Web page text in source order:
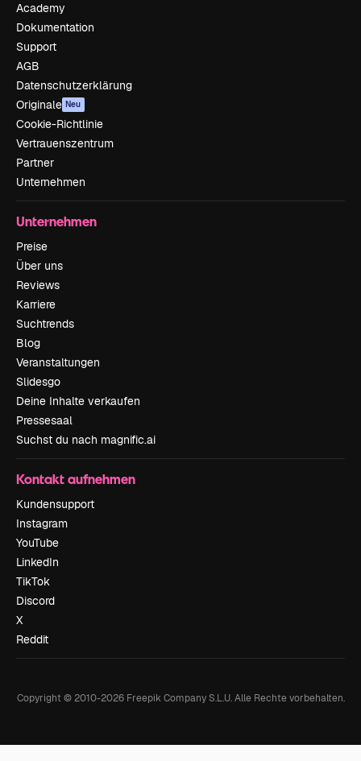
Academy
Dokumentation
Support
AGB
Datenschutzerklärung
Originale Neu
Cookie-Richtlinie
Vertrauenszentrum
Partner
Unternehmen
Unternehmen
Preise
Über uns
Reviews
Karriere
Suchtrends
Blog
Veranstaltungen
Slidesgo
Deine Inhalte verkaufen
Pressesaal
Suchst du nach magnific.ai
Kontakt aufnehmen
Kundensupport
Instagram
YouTube
LinkedIn
TikTok
Discord
X
Reddit
Copyright © 2010-2026Freepik Company S.L.U. Alle Rechte vorbehalten.